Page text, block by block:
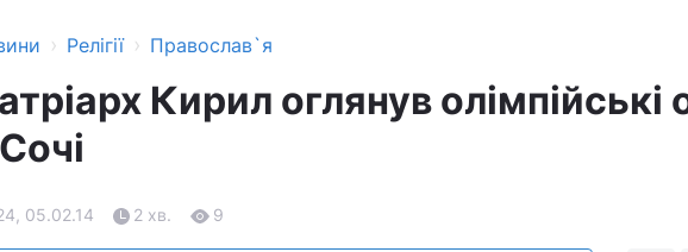
› Релігії › Православ`я
Кирил оглянув олімпійські
05.02.14 2 хв. 9